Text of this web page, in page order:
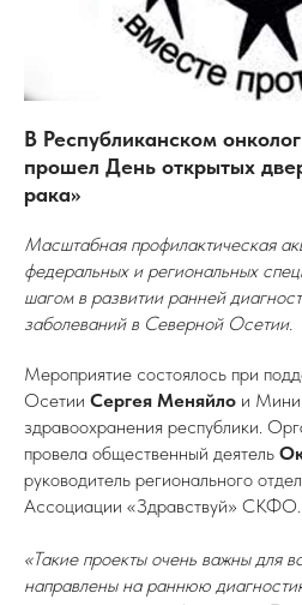
В Республиканском
прошел День открытых
рака»
Масштабная профилактическая
федеральных и региональных
шагом в развитии ранней
заболеваний в Северной Осетии.
Мероприятие состоялось при
Осетии Сергея Меняйло и
здравоохранения республики.
провела общественный деятель
руководитель регионального
Ассоциации «Здравствуй» СКФО.
«Такие проекты очень важны для
направлены на раннюю